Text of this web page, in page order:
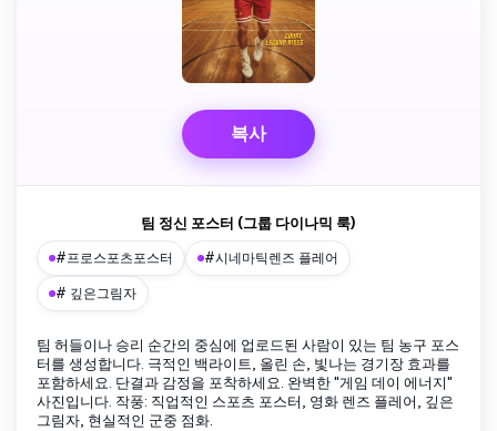
복사
팀 정신 포스터 (그룹 다이나믹 룩)
#프로스포츠포스터 #시네마틱렌즈 플레어
# 깊은그림자
팀 허들이나 승리 순간의 중심에 업로드된 사람이 있는 팀 농구 포스
터를 생성합니다. 극적인 백라이트, 올린 손, 빛나는 경기장 효과를
포함하세요. 단결과 감정을 포착하세요. 완벽한 "게임 데이 에너지"
사진입니다. 작풍: 직업적인 스포츠 포스터, 영화 렌즈 플레어, 깊은
그림자, 현실적인 군중 점화.